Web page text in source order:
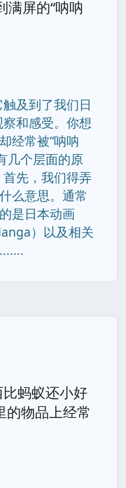
满屏的“呐呐
及到了我们日
和感受。你想
经常被“呐呐
几个层面的原
先，我们得弄
么意思。通常
是日本动画
）以及相关
蚂蚁还小好
的物品上经常